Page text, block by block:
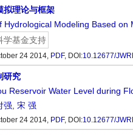
拟理论与框架
Modeling Based on
学基金支持
24 2014, PDF, DOI:10.12677/
研究
Reservoir Water Level during
强, 宋 强
24 2014, PDF, DOI:10.12677/